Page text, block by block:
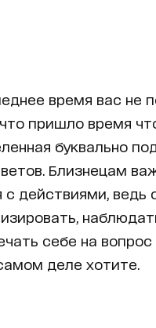
время вас не
пришло время
буквально
Близнецам
с действиями, ведь
себе на вопрос
деле хотите.